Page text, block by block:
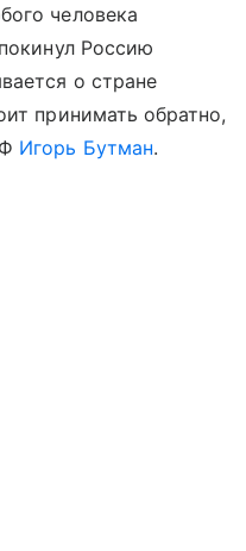
человека
Россию
о стране
принимать обратно,
Игорь Бутман.